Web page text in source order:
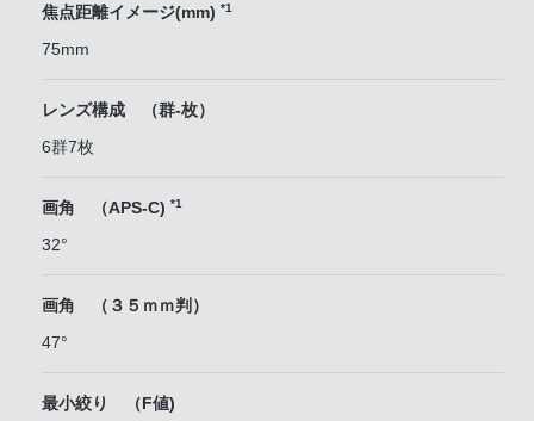
焦点距離イメージ(mm) *1
75mm
レンズ構成 （群-枚）
6群7枚
画角 （APS-C) *1
32°
画角 （３５ｍｍ判）
47°
最小絞り （F値)